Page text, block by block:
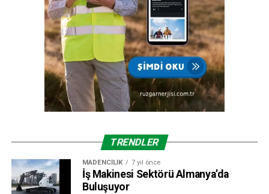
TRENDLER
MADENCILIK 7 yıl önce
İş Makinesi Sektörü Almanya’da
Buluşuyor